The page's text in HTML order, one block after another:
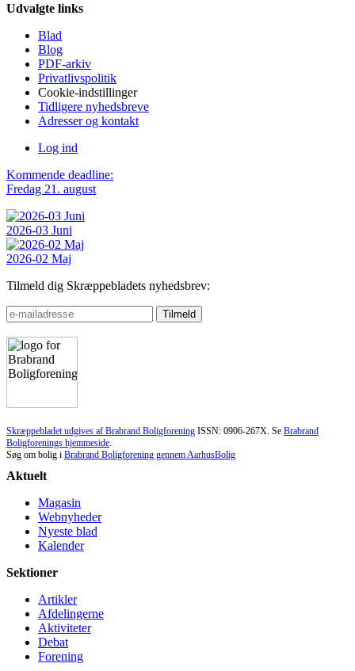
Udvalgte links
Blad
Blog
PDF-arkiv
Privatlivspolitik
Cookie-indstillinger
Tidligere nyhedsbreve
Adresser og kontakt
Log ind
Kommende deadline:
Fredag 21. august
2026-03 Juni
2026-02 Maj
Tilmeld dig Skræppebladets nyhedsbrev:
Skræppebladet udgives af Brabrand Boligforening ISSN: 0906-267X. Se Brabrand
Boligforenings hjemmeside
Søg om bolig i Brabrand Boligforening gennem AarhusBolig
Aktuelt
Magasin
Webnyheder
Nyeste blad
Kalender
Sektioner
Artikler
Afdelingerne
Aktiviteter
Debat
Forening